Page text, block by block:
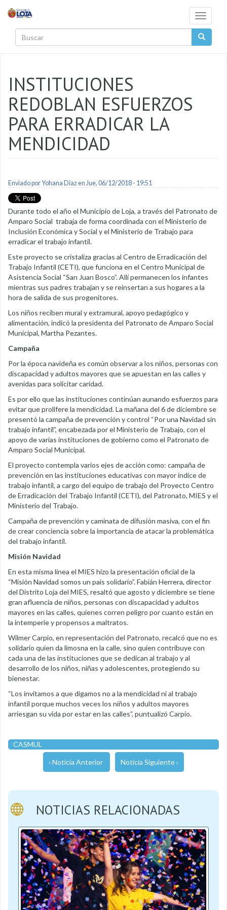
Toggle
INSTITUCIONES
REDOBLAN ESFUERZOS
PARA ERRADICAR LA
MENDICIDAD
Enviado porYohana Diazen Jue, 06/12/2018 - 19:51
Durante todo el año el Municipio de Loja, a través del Patronato de
Amparo Social trabaja de forma coordinada con el Ministerio de
Inclusión Económica y Social y el Ministerio de Trabajo para
erradicar el trabajo infantil.
Este proyecto se cristaliza gracias al Centro de Erradicación del
Trabajo Infantil (CETI), que funciona en el Centro Municipal de
Asistencia Social “San Juan Bosco”. Allí permanecen los infantes
mientras sus padres trabajan y se reinsertan a sus hogares a la
hora de salida de sus progenitores.
Los niños reciben mural y extramural, apoyo pedagógico y
alimentación, indicó la presidenta del Patronato de Amparo Social
Municipal, Martha Pezantes.
Campaña
Por la época navideña es común observar a los niños, personas con
discapacidad y adultos mayores que se apuestan en las calles y
avenidas para solicitar caridad.
Es por ello que las instituciones continúan aunando esfuerzos para
evitar que prolifere la mendicidad. La mañana del 6 de diciembre se
presentó la campaña de prevención y control “Por una Navidad sin
trabajo infantil”, encabezada por el Ministerio de Trabajo, con el
apoyo de varias instituciones de gobierno como el Patronato de
Amparo Social Municipal.
El proyecto contempla varios ejes de acción como: campaña de
prevención en las instituciones educativas con mayor índice de
trabajo infantil, a cargo del equipo de trabajo del Proyecto Centro
de Erradicación del Trabajo Infantil (CETI), del Patronato, MIES y el
Ministerio del Trabajo.
Campaña de prevención y caminata de difusión masiva, con el fin
de crear conciencia sobre la importancia de atacar la problemática
del trabajo infantil.
Misión Navidad
En esta misma línea el MIES hizo la presentación oficial de la
“Misión Navidad somos un país solidario”. Fabián Herrera, director
del Distrito Loja del MIES, resaltó que agosto y diciembre se tiene
gran afluencia de niños, personas con discapacidad y adultos
mayores en las calles, quienes corren peligro por cuanto están en
la intemperie y propensos a maltratos.
Wilmer Carpio, en representación del Patronato, recalcó que no es
solidario quien da limosna en la calle, sino quien contribuye con
cada una de las instituciones que se dedican al trabajo y al
desarrollo de los niños, niñas y adolescentes, protegiendo su
bienestar.
“Los invitamos a que digamos no a la mendicidad ni al trabajo
infantil porque muchos veces los niños y adultos mayores
arriesgan su vida por estar en las calles”, puntualizó Carpio.
CASMUL
‹ Noticia Anterior Noticia Siguiente ›
NOTICIAS RELACIONADAS